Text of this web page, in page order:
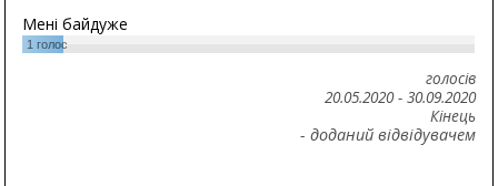
Мені байдуже
1 голос
голосів
20.05.2020- 30.09.2020
Кінець
- доданий відвідувачем